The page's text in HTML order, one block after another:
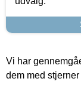
Vi har
dem med